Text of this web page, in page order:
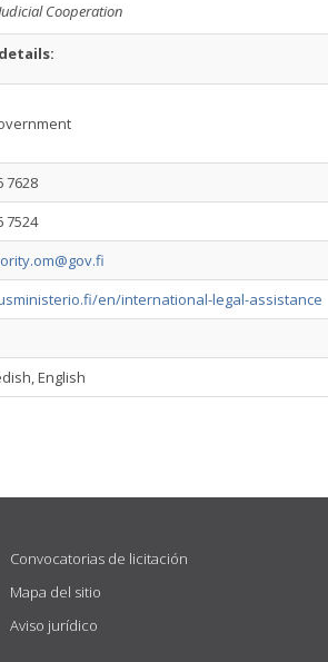
Cooperation
7628
7524
en/international-legal-assistance
English
Convocatorias de licitación
Mapa del sitio
Aviso jurídico